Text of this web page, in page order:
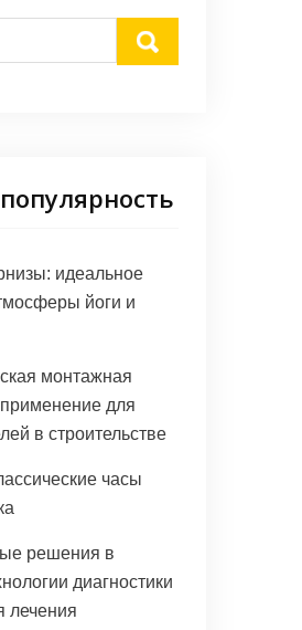
идеальное
йоги и
монтажная
для
в строительстве
часы
решения в
диагностики
лечения